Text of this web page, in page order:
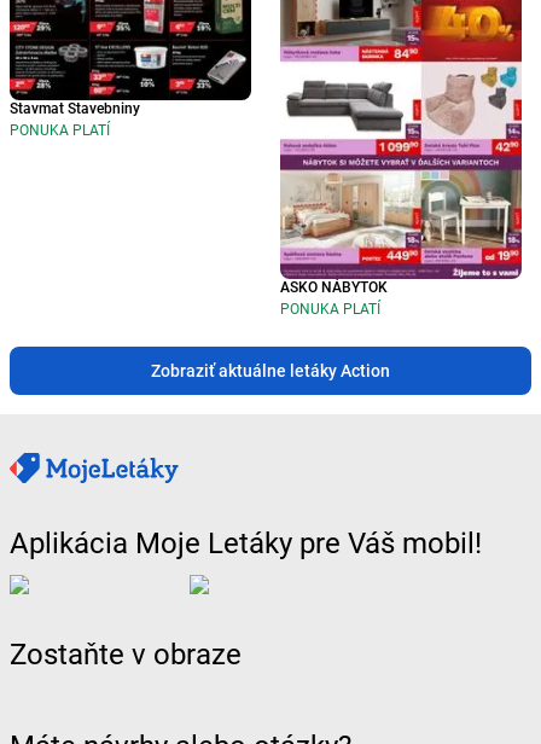
Stavmat Stavebniny
PONUKA PLATÍ
ASKO NÁBYTOK
PONUKA PLATÍ
Zobraziť aktuálne letáky Action
Aplikácia Moje Letáky pre Váš mobil!
Zostaňte v obraze